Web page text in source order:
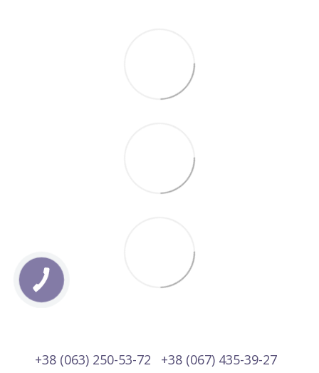
+38 (063) 250-53-72 +38 (067) 435-39-27